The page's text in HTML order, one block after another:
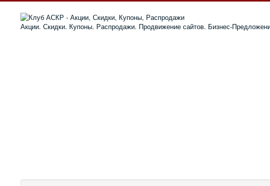
Акции. Скидки. Купоны. Распродажи. Продвижение сайтов. Бизнес-